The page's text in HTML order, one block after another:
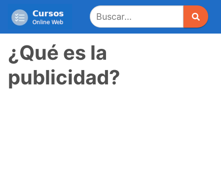
¿Qué es la
publicidad?